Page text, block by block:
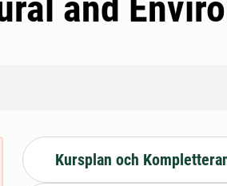
Kursplan och